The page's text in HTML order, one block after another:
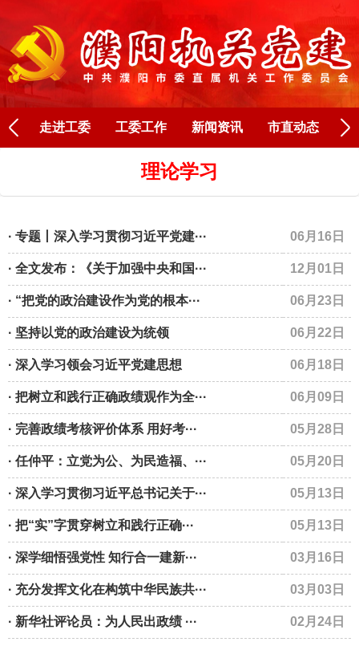
走进工委 工委工作 新闻资讯 市直动态 人
理论学习
· 专题丨深入学习贯彻习近平党建··· 06月16日
· 全文发布：《关于加强中央和国··· 12月01日
· “把党的政治建设作为党的根本··· 06月23日
· 坚持以党的政治建设为统领 06月22日
· 深入学习领会习近平党建思想 06月18日
· 把树立和践行正确政绩观作为全··· 06月09日
· 完善政绩考核评价体系 用好考··· 05月28日
· 任仲平：立党为公、为民造福、··· 05月20日
· 深入学习贯彻习近平总书记关于··· 05月13日
· 把“实”字贯穿树立和践行正确··· 05月13日
· 深学细悟强党性 知行合一建新··· 03月16日
· 充分发挥文化在构筑中华民族共··· 03月03日
· 新华社评论员：为人民出政绩 ··· 02月24日